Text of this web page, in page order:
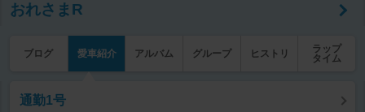
おれさまR
ブログ 愛車紹介 アルバム グループ ヒストリ
ラップ
タイム
通勤1号